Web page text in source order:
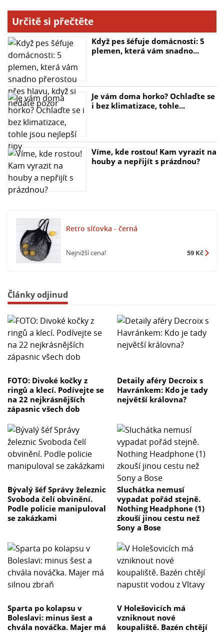
Určitě si přečtěte
Když pes šéfuje domácnosti: 5
plemen, která vám snadno...
Je vám doma horko? Ochlaďte se
i bez klimatizace, tohle...
Víme, kde rostou! Kam vyrazit na
houby a nepřijít s prázdnou?
Retro síťovka - černá
Nejnižší cena! 59 Kč
Články odjinud
FOTO: Divoké kočky z
ringů a klecí. Podívejte se
na 22 nejkrásnějších
zápasnic všech dob
Detaily aféry Decroix s
Havránkem: Kdo je tady
největší královna?
Bývalý šéf Správy železnic
Svoboda čelí obvinění.
Podle policie manipuloval
se zakázkami
Sluchátka nemusí
vypadat pořád stejně.
Nothing Headphone (1)
zkouší jinou cestu než
Sony a Bose
Sparta po kolapsu v
Boleslavi: minus šest a
chvála nováčka. Majer má
V Holešovicích má
vzniknout nové
koupaliště. Bazén chtějí